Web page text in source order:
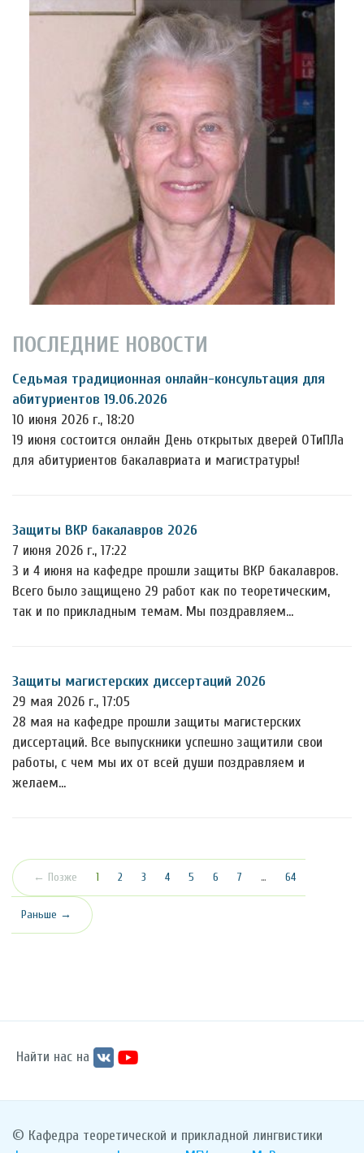
ПОСЛЕДНИЕ НОВОСТИ
Седьмая традиционная онлайн-консультация для
абитуриентов 19.06.2026
10 июня 2026 г., 18:20
19 июня состоится онлайн День открытых дверей ОТиПЛа
для абитуриентов бакалавриата и магистратуры!
Защиты ВКР бакалавров 2026
7 июня 2026 г., 17:22
3 и 4 июня на кафедре прошли защиты ВКР бакалавров.
Всего было защищено 29 работ как по теоретическим,
так и по прикладным темам. Мы поздравляем…
Защиты магистерских диссертаций 2026
29 мая 2026 г., 17:05
28 мая на кафедре прошли защиты магистерских
диссертаций. Все выпускники успешно защитили свои
работы, с чем мы их от всей души поздравляем и
желаем…
← Позже 1 (текущая)
2 3 4 5 6 7 … 64
Раньше →
Найти нас на
© Кафедра теоретической и прикладной лингвистики